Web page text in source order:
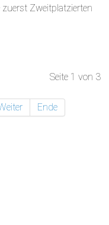
Zweitplatzierten
Seite 1 von 3
Ende